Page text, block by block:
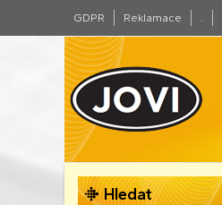
GDPR Reklamace .
Hledat